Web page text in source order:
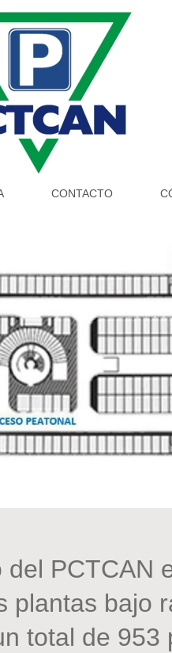
CONTACTO
PCTCAN
plantas bajo
total de 953